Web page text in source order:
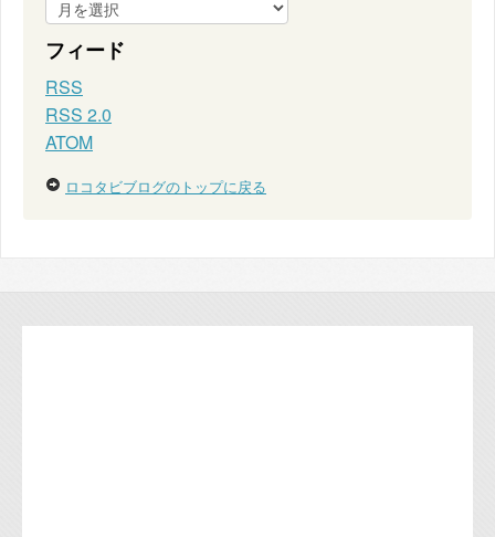
フィード
RSS
RSS 2.0
ATOM
ロコタビブログのトップに戻る